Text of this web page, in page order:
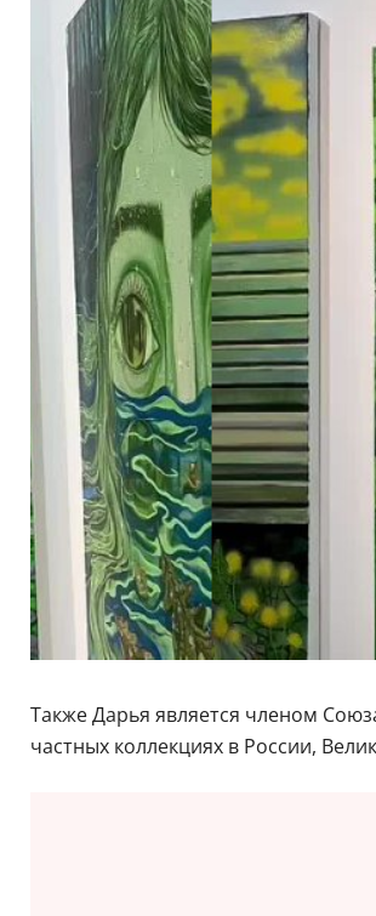
Также Дарья является членом
частных коллекциях в России,